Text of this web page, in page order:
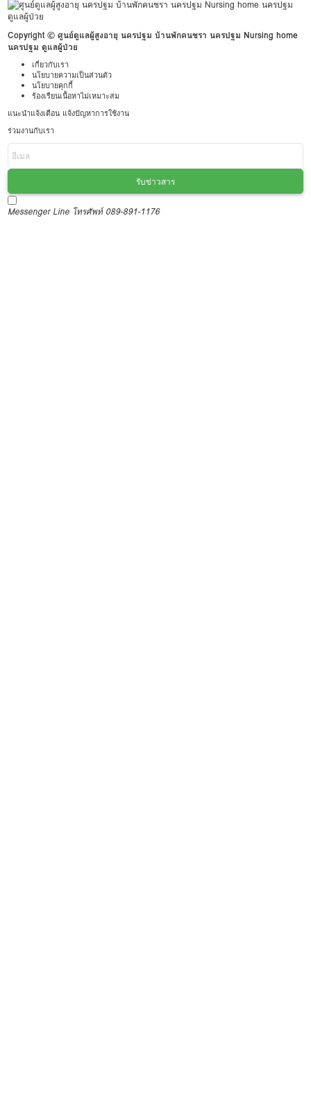
Copyright © ศูนย์ดูแลผู้สูงอายุ นครปฐม บ้านพักคนชรา นครปฐม Nursing home
นครปฐม ดูแลผู้ป่วย
เกี่ยวกับเรา
นโยบายความเป็นส่วนตัว
นโยบายคุกกี้
ร้องเรียนเนื้อหาไม่เหมาะสม
แนะนำแจ้งเตือน แจ้งปัญหาการใช้งาน
ร่วมงานกับเรา
รับข่าวสาร
Messenger Line โทรศัพท์ 089-891-1176